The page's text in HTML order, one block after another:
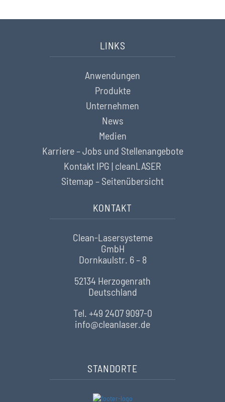
LINKS
Anwendungen
Produkte
Unternehmen
News
Medien
Karriere – Jobs und Stellenangebote
Kontakt IPG | cleanLASER
Sitemap – Seitenübersicht
KONTAKT
Clean-Lasersysteme
GmbH
Dornkaulstr. 6 – 8
52134 Herzogenrath
Deutschland
Tel. +49 2407 9097-0
info@cleanlaser.de
STANDORTE